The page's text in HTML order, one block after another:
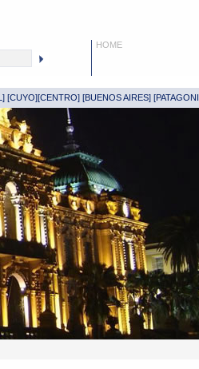
HOME
] [CUYO][CENTRO] [BUENOS AIRES] [